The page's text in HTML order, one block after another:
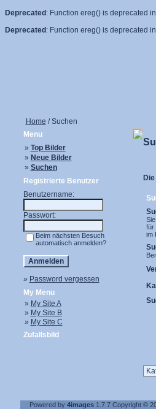
Deprecated : Function ereg() is deprecated in
Deprecated : Function ereg() is deprecated in
Home / Suchen
Menu
» Top Bilder
» Neue Bilder
» Suchen
Registrierte Benutzer
Benutzername:
Passwort:
Beim nächsten Besuch
automatisch anmelden?
» Password vergessen
My Menu
» My Site A
» My Site B
» My Site C
Zufallsbild
für
im
Powered by 4images1.7.7 Copyright ©